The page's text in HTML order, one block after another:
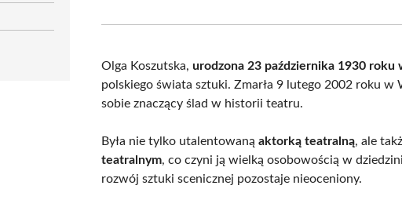
Olga Koszutska,urodzona 23 października 1930 roku
polskiego świata sztuki. Zmarła 9 lutego 2002 roku w
sobie znaczący ślad w historii teatru.
Była nie tylko utalentowanąaktorką teatralną, ale
teatralnym, co czyni ją wielką osobowością w
rozwój sztuki scenicznej pozostaje nieoceniony.